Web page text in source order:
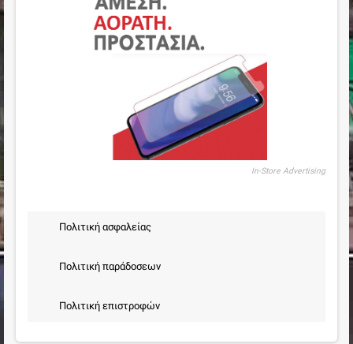
In-Store Advertising
Πολιτική ασφαλείας
Πολιτική παράδοσεων
Πολιτική επιστροφών